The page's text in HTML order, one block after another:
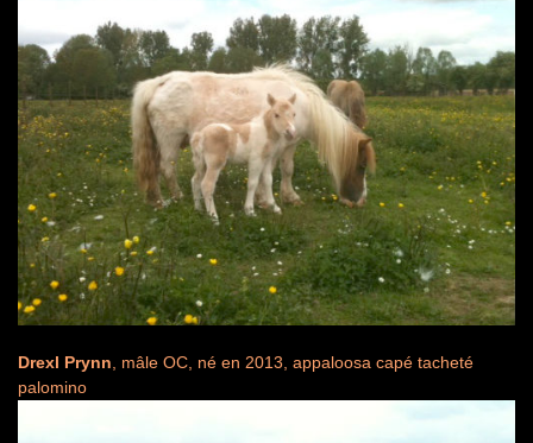
Drexl Prynn, mâle OC, né en 2013, appaloosa capé tacheté
palomino